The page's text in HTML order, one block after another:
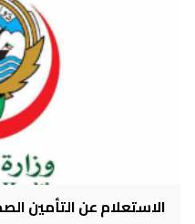
الاستعلام عن التأمين